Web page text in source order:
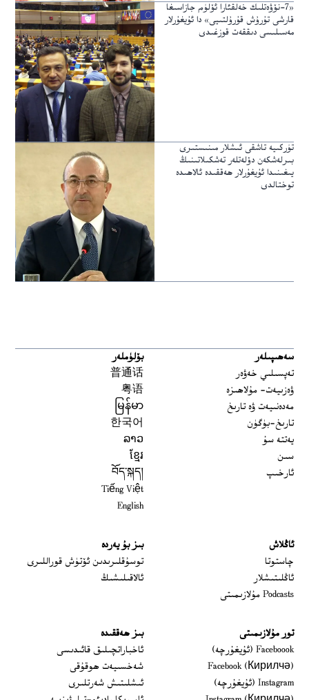
«7-نۆۋەتلىك خەلقئارا ئۆلۈم جازاسىغا
قارشى تۇرۇش قۇرۇلتىيى» دا ئۇيغۇرلار
مەسىلىسى دىققەت قوزغىدى
تۈركىيە تاشقى ئىشلار مىنىستىرى
بىرلەشكەن دۆلەتلەر تەشكىلاتىنىڭ
يىغىنىدا ئۇيغۇرلار ھەققىدە ئالاھىدە
توختالدى
سەھىپىلەر
تەپسىلىي خەۋەر
ۋەزىيەت- مۇلاھىزە
مەدەنىيەت ۋە تارىخ
تارىخ-بۈگۈن
يەتتە سۇ
سىن
ئارخىپ
بۆلۈملەر
普通话
粤语
မြန်မာ
한국어
ລາວ
ខ្មែរ
བོད་སྐད།
Tiếng Việt
English
ئاڭلاش
چاستوتا
ئاڭلىتىشلار
Podcasts مۇلازىمىتى
بىز بۇ يەردە
توسۇقلىرىدىن ئۆتۈش قوراللىرى
ئالاقىلىشىڭ
تور مۇلازىمىتى
Faceboook (ئۇيغۇرچە)
Opens in new window
Facebook (Кирилчә)
Opens in new window
Instagram (ئۇيغۇرچە)
Opens in new window
بىز ھەققىدە
ئاخباراتچىلىق قائىدىسى
شەخسىيەت ھوقۇقى
ئىشلىتىش شەرتلىرى